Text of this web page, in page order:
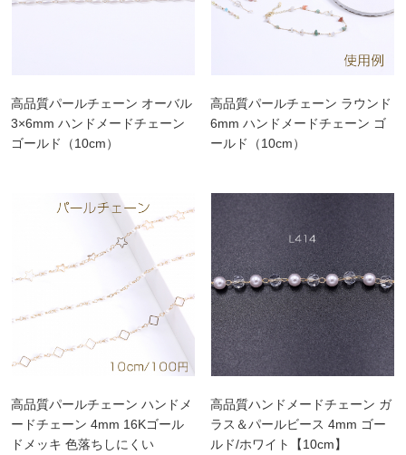
高品質パールチェーン オーバル
3×6mm ハンドメードチェーン
ゴールド（10cm）
高品質パールチェーン ラウンド
6mm ハンドメードチェーン ゴ
ールド（10cm）
高品質パールチェーン ハンドメ
ードチェーン 4mm 16Kゴール
ドメッキ 色落ちしにくい
高品質ハンドメードチェーン ガ
ラス＆パールビース 4mm ゴー
ルド/ホワイト【10cm】